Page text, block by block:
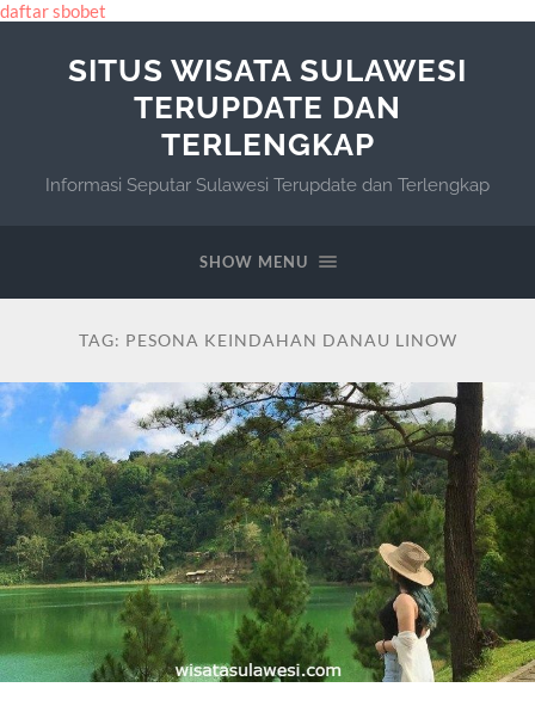
daftar sbobet
SITUS WISATA SULAWESI
TERUPDATE DAN
TERLENGKAP
Informasi Seputar Sulawesi Terupdate dan Terlengkap
SHOW MENU
TAG: PESONA KEINDAHAN DANAU LINOW